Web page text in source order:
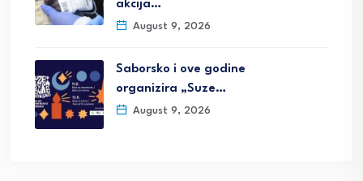
akcija…
August 9, 2026
Saborsko i ove godine
organizira „Suze…
August 9, 2026